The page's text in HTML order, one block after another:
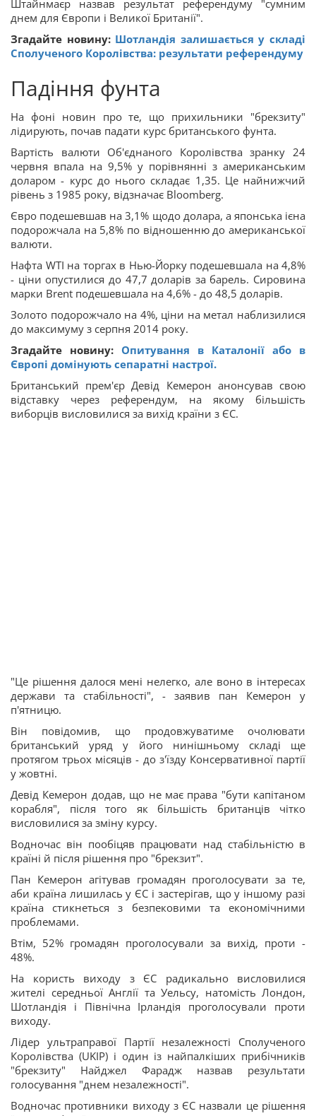
Штайнмаєр назвав результат референдуму "сумним
днем для Європи і Великої Британії".
Згадайте новину: Шотландія залишається у складі
Сполученого Королівства: результати референдуму
Падіння фунта
На фоні новин про те, що прихильники "брекзиту"
лідирують, почав падати курс британського фунта.
Вартість валюти Об'єднаного Королівства зранку 24
червня впала на 9,5% у порівнянні з американським
доларом - курс до нього складає 1,35. Це найнижчий
рівень з 1985 року, відзначає Bloomberg.
Євро подешевшав на 3,1% щодо долара, а японська ієна
подорожчала на 5,8% по відношенню до американської
валюти.
Нафта WTI на торгах в Нью-Йорку подешевшала на 4,8%
- ціни опустилися до 47,7 доларів за барель. Сировина
марки Brent подешевшала на 4,6% - до 48,5 доларів.
Золото подорожчало на 4%, ціни на метал наблизилися
до максимуму з серпня 2014 року.
Згадайте новину: Опитування в Каталонії або в
Європі домінують сепаратні настрої.
Британський прем'єр Девід Кемерон анонсував свою
відставку через референдум, на якому більшість
виборців висловилися за вихід країни з ЄС.
"Це рішення далося мені нелегко, але воно в інтересах
держави та стабільності", - заявив пан Кемерон у
п'ятницю.
Він повідомив, що продовжуватиме очолювати
британський уряд у його нинішньому складі ще
протягом трьох місяців - до з'їзду Консервативної партії
у жовтні.
Девід Кемерон додав, що не має права "бути капітаном
корабля", після того як більшість британців чітко
висловилися за зміну курсу.
Водночас він пообіцяв працювати над стабільністю в
країні й після рішення про "брекзит".
Пан Кемерон агітував громадян проголосувати за те,
аби країна лишилась у ЄС і застерігав, що у іншому разі
країна стикнеться з безпековими та економічними
проблемами.
Втім, 52% громадян проголосували за вихід, проти -
48%.
На користь виходу з ЄС радикально висловилися
жителі середньої Англії та Уельсу, натомість Лондон,
Шотландія і Північна Ірландія проголосували проти
виходу.
Лідер ультраправої Партії незалежності Сполученого
Королівства (UKIP) і один із найпалкіших прибічників
"брекзиту" Найджел Фарадж назвав результати
голосування "днем незалежності".
Водночас противники виходу з ЄС назвали це рішення